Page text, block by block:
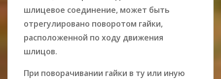
шлицевое соединение, может быть
отрегулировано поворотом гайки,
расположенной по ходу движения
шлицов.
При поворачивании гайки в ту или иную